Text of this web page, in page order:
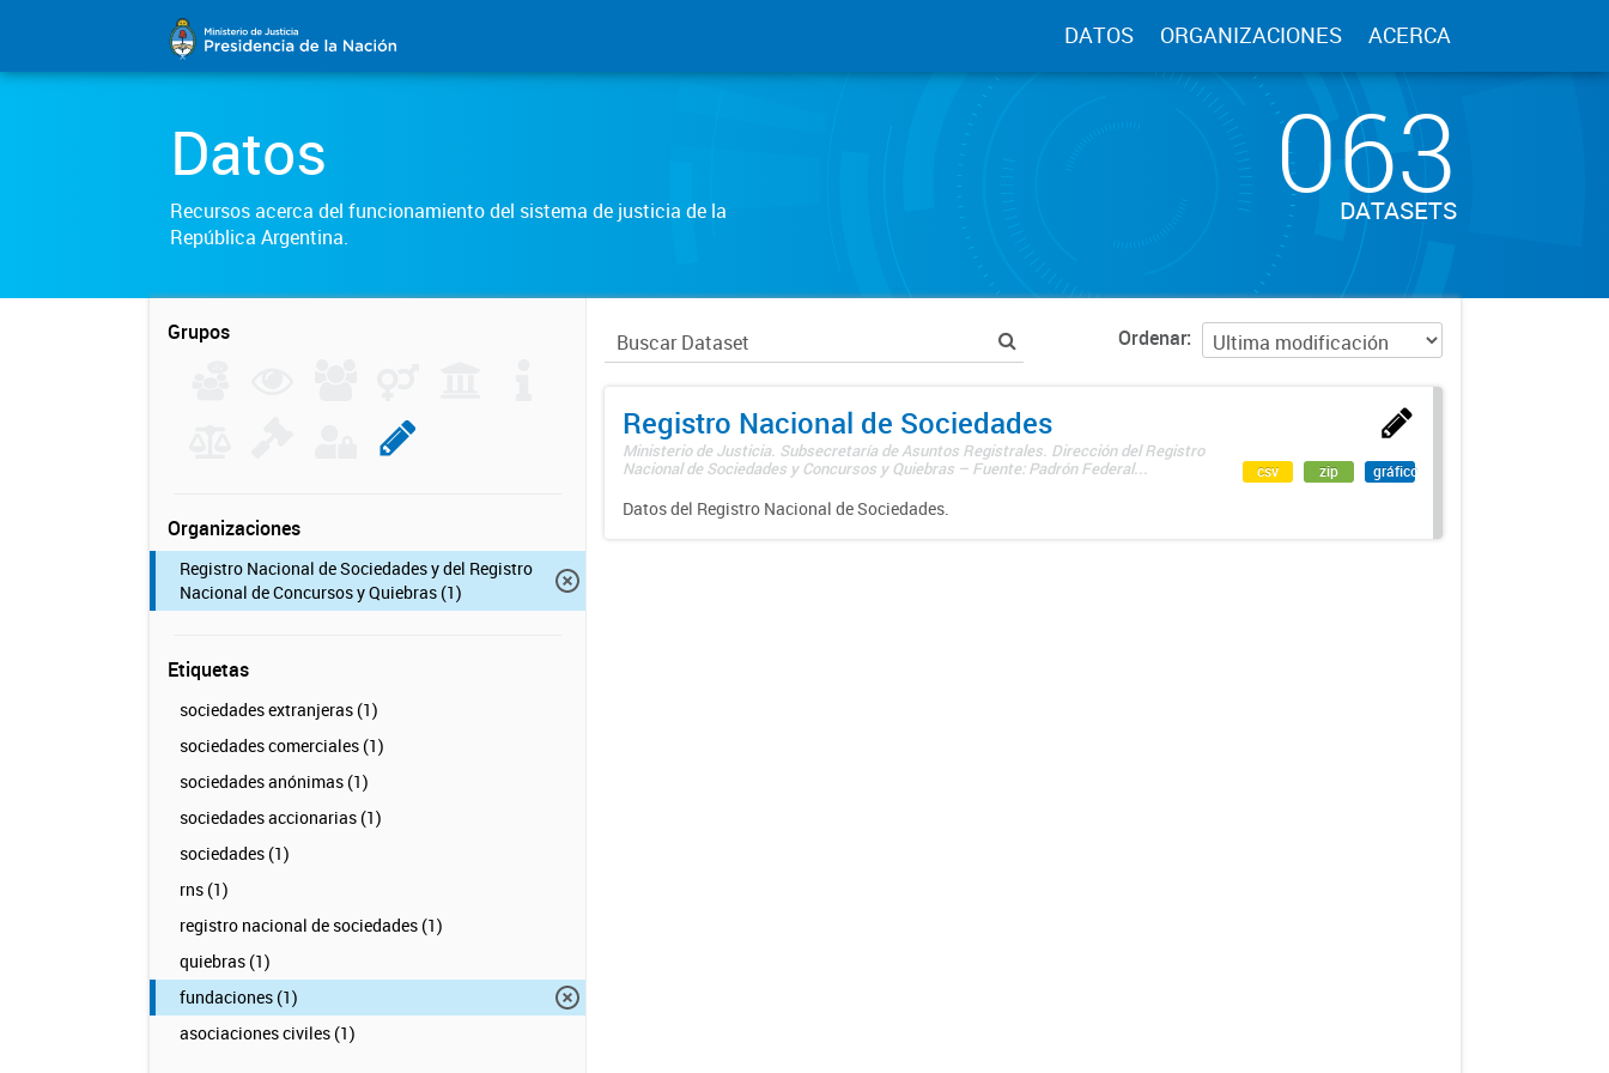
DATOS ORGANIZACIONES ACERCA
Datos
Recursos acerca del funcionamiento del sistema de justicia de la
República Argentina.
063
DATASETS
Grupos
Organizaciones
Registro Nacional de Sociedades y del Registro
Nacional de Concursos y Quiebras (1)
Etiquetas
sociedades extranjeras (1)
sociedades comerciales (1)
sociedades anónimas (1)
sociedades accionarias (1)
sociedades (1)
rns (1)
registro nacional de sociedades (1)
quiebras (1)
fundaciones (1)
asociaciones civiles (1)
Ordenar
Registro Nacional de Sociedades
Ministerio de Justicia. Subsecretaría de Asuntos Registrales. Dirección del Registro
Nacional de Sociedades y Concursos y Quiebras – Fuente: Padrón Federal...
Datos del Registro Nacional de Sociedades.
csv zip gráfico